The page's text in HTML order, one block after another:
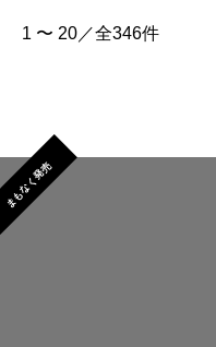
1 〜 20／全346件
まもなく発売